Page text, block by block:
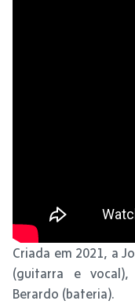
Criada em 2021, a
(guitarra e vocal),
Berardo (bateria).